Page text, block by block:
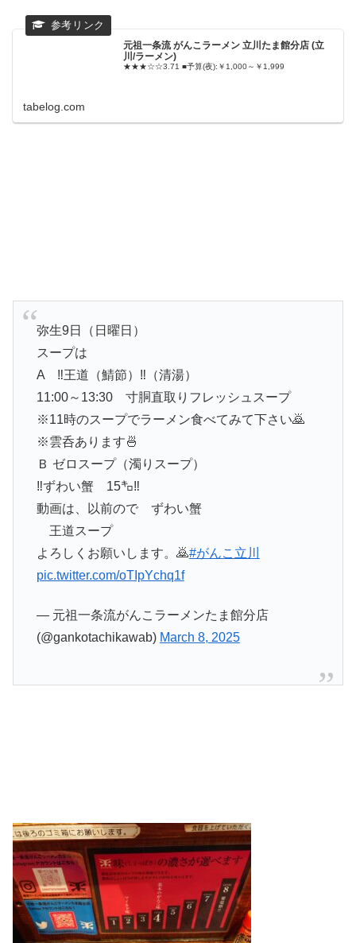
元祖一条流 がんこラーメン 立川たま館分店 (立
川/ラーメン)
★★★☆☆3.71 ■予算(夜):￥1,000～￥1,999
tabelog.com
弥生9日（日曜日）
スープは
A ‼️王道（鯖節）‼️（清湯）
11:00～13:30 寸胴直取りフレッシュスープ
※11時のスープでラーメン食べてみて下さい🙇
※雲呑あります🍜
Ｂ ゼロスープ（濁りスープ）
‼️ずわい蟹 15㌔‼️
動画は、以前ので ずわい蟹
王道スープ
よろしくお願いします。🙇#がんこ立川
pic.twitter.com/oTIpYchq1f
— 元祖一条流がんこラーメンたま館分店
(@gankotachikawab) March 8, 2025